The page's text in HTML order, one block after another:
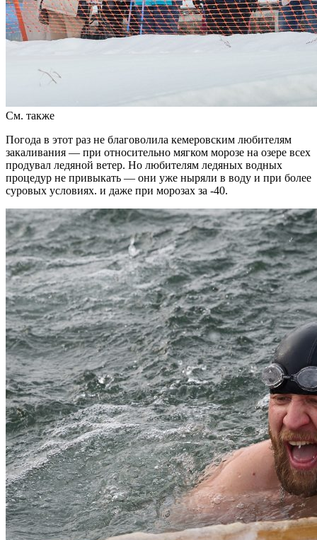
См. также
Погода в этот раз не благоволила кемеровским любителям
закаливания — при относительно мягком морозе на озере всех
продувал ледяной ветер. Но любителям ледяных водных
процедур не привыкать — они уже ныряли в воду и при более
суровых условиях. и даже при морозах за -40.